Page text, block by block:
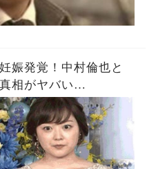
娠発覚！中村倫也と
相がヤバい…